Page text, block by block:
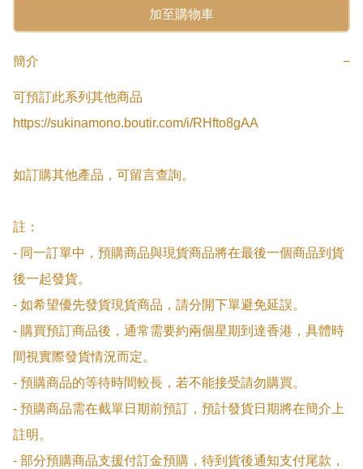
加至購物車
簡介 −
可預訂此系列其他商品
https://sukinamono.boutir.com/i/RHfto8gAA
如訂購其他產品，可留言查詢。
註：
- 同一訂單中，預購商品與現貨商品將在最後一個商品到貨
後一起發貨。
- 如希望優先發貨現貨商品，請分開下單避免延誤。
- 購買預訂商品後，通常需要約兩個星期到達香港，具體時
間視實際發貨情況而定。
- 預購商品的等待時間較長，若不能接受請勿購買。
- 預購商品需在截單日期前預訂，預計發貨日期將在簡介上
註明。
- 部分預購商品支援付訂金預購，待到貨後通知支付尾款，